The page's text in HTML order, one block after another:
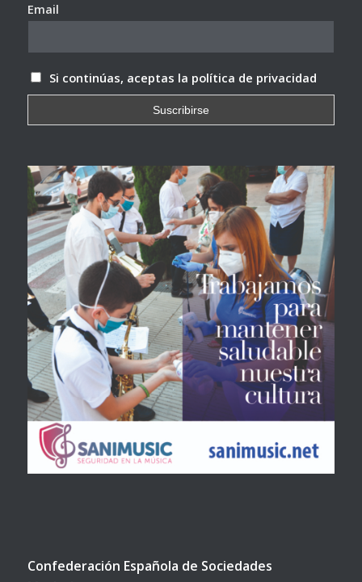
Email
Si continúas, aceptas la política de privacidad
Confederación Española de Sociedades